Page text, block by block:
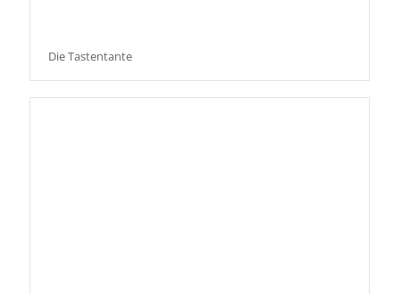
Die Tastentante